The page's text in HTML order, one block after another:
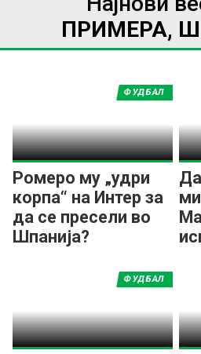
ПРИМЕРА,
Ромеро му „удри
корпа“ на Интер за
да се пресели во
Шпанија?
ФУДБАЛ
ФУДБАЛ